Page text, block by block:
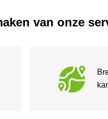
van onze